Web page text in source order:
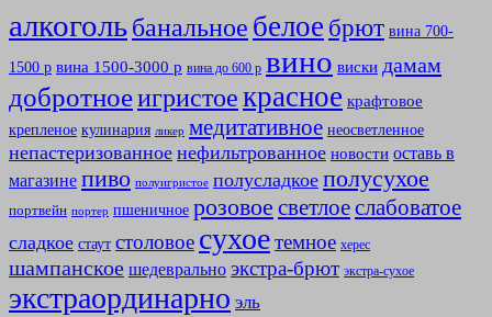
алкогольбанальное белое брют вина 700-
1500 р вина 1500-3000 р вина до 600 р вино виски дамам
добротноеигристоекрасное крафтовое
крепленое кулинария ликер медитативное неосветленное
непастеризованное нефильтрованное новости оставь в
магазине пиво полуигристое полусладкое полусухое
портвейн портер пшеничное розовое светлоеслабоватое
сладкое стаут столовое сухоетемное херес
шампанское шедеврально экстра-брют экстра-сухое
экстраординарно эль